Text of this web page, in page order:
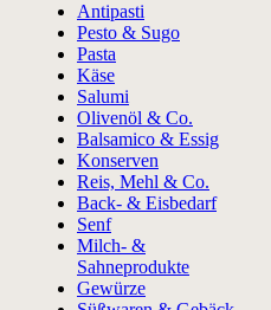
Antipasti
Pesto & Sugo
Pasta
Käse
Salumi
Olivenöl & Co.
Balsamico & Essig
Konserven
Reis, Mehl & Co.
Back- & Eisbedarf
Senf
Milch- &
Sahneprodukte
Gewürze